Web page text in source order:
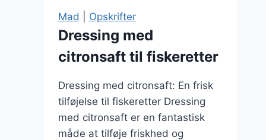
Mad Opskrifter
Dressing med
citronsaft til fiskeretter
Dressing med citronsaft: En frisk
tilføjelse til fiskeretter Dressing
med citronsaft er en fantastisk
måde at tilføje friskhed og